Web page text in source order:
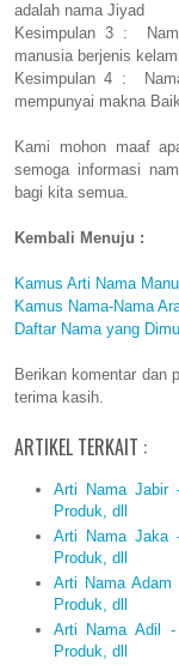
adalah nama Jiyad
Kesimpulan 3 :
manusia berjenis
Kesimpulan 4 :
mempunyai makna
Kami mohon maaf
semoga informasi
bagi kita semua.
Kembali Menuju :
Kamus Arti Nama
Kamus Nama-Nama
Daftar Nama yang
Berikan komentar dan
terima kasih.
ARTIKEL TERKAIT :
Arti Nama Jabir
Produk, dll
Arti Nama Jaka
Produk, dll
Arti Nama
Produk, dll
Arti Nama Adil -
Produk, dll